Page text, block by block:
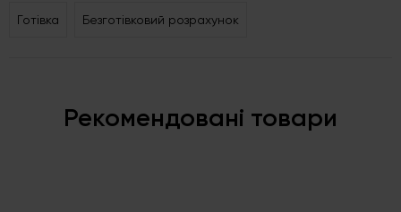
Готівка Безготівковий розрахунок
Рекомендовані товари